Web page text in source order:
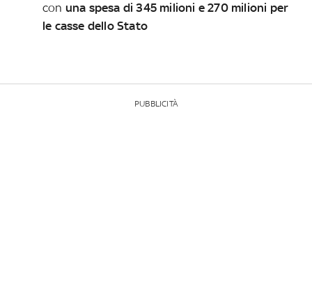
con una spesa di 345 milioni e 270 milioni per
le casse dello Stato
PUBBLICITÀ